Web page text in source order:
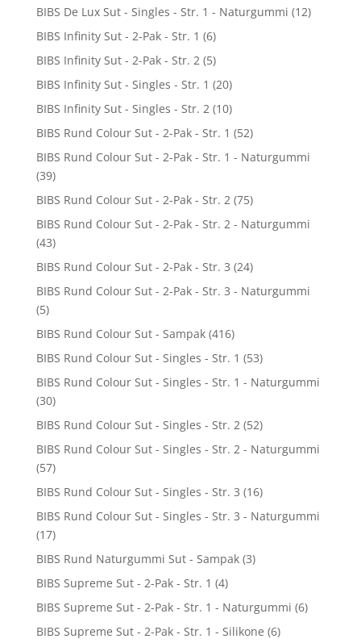
BIBS De Lux Sut - Singles - Str. 1 - Naturgummi (12)
BIBS Infinity Sut - 2-Pak - Str. 1 (6)
BIBS Infinity Sut - 2-Pak - Str. 2 (5)
BIBS Infinity Sut - Singles - Str. 1 (20)
BIBS Infinity Sut - Singles - Str. 2 (10)
BIBS Rund Colour Sut - 2-Pak - Str. 1 (52)
BIBS Rund Colour Sut - 2-Pak - Str. 1 - Naturgummi
(39)
BIBS Rund Colour Sut - 2-Pak - Str. 2 (75)
BIBS Rund Colour Sut - 2-Pak - Str. 2 - Naturgummi
(43)
BIBS Rund Colour Sut - 2-Pak - Str. 3 (24)
BIBS Rund Colour Sut - 2-Pak - Str. 3 - Naturgummi
(5)
BIBS Rund Colour Sut - Sampak (416)
BIBS Rund Colour Sut - Singles - Str. 1 (53)
BIBS Rund Colour Sut - Singles - Str. 1 - Naturgummi
(30)
BIBS Rund Colour Sut - Singles - Str. 2 (52)
BIBS Rund Colour Sut - Singles - Str. 2 - Naturgummi
(57)
BIBS Rund Colour Sut - Singles - Str. 3 (16)
BIBS Rund Colour Sut - Singles - Str. 3 - Naturgummi
(17)
BIBS Rund Naturgummi Sut - Sampak (3)
BIBS Supreme Sut - 2-Pak - Str. 1 (4)
BIBS Supreme Sut - 2-Pak - Str. 1 - Naturgummi (6)
BIBS Supreme Sut - 2-Pak - Str. 1 - Silikone (6)